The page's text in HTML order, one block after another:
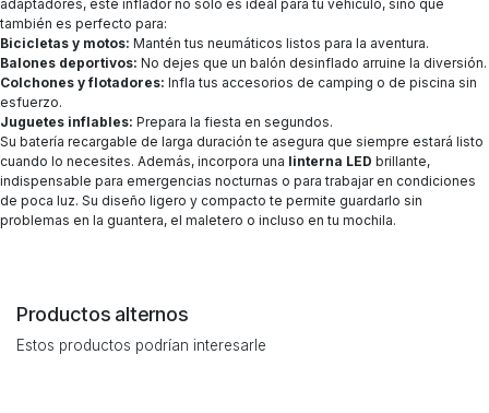
adaptadores, este inflador no solo es ideal para tu vehículo, sino que
también es perfecto para:
Bicicletas y motos: Mantén tus neumáticos listos para la aventura.
Balones deportivos: No dejes que un balón desinflado arruine la diversión.
Colchones y flotadores: Infla tus accesorios de camping o de piscina sin
esfuerzo.
Juguetes inflables: Prepara la fiesta en segundos.
Su batería recargable de larga duración te asegura que siempre estará listo
cuando lo necesites. Además, incorpora una linterna LED brillante,
indispensable para emergencias nocturnas o para trabajar en condiciones
de poca luz. Su diseño ligero y compacto te permite guardarlo sin
problemas en la guantera, el maletero o incluso en tu mochila.
Productos alternos
Estos productos podrían interesarle